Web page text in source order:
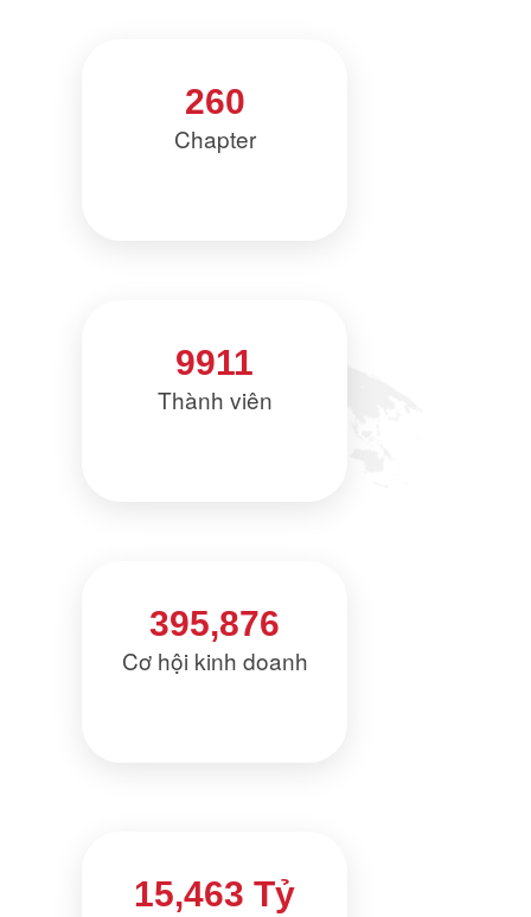
260
Chapter
9911
Thành viên
395,876
Cơ hội kinh doanh
15,463 Tỷ